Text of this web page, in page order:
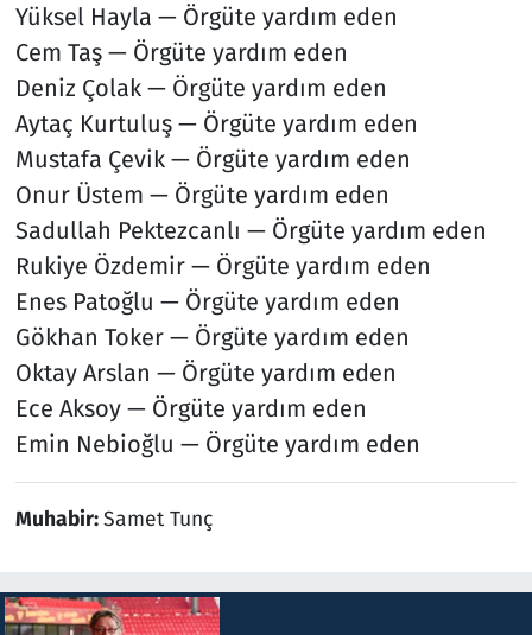
Yüksel Hayla — Örgüte yardım eden
Cem Taş — Örgüte yardım eden
Deniz Çolak — Örgüte yardım eden
Aytaç Kurtuluş — Örgüte yardım eden
Mustafa Çevik — Örgüte yardım eden
Onur Üstem — Örgüte yardım eden
Sadullah Pektezcanlı — Örgüte yardım eden
Rukiye Özdemir — Örgüte yardım eden
Enes Patoğlu — Örgüte yardım eden
Gökhan Toker — Örgüte yardım eden
Oktay Arslan — Örgüte yardım eden
Ece Aksoy — Örgüte yardım eden
Emin Nebioğlu — Örgüte yardım eden
Muhabir:Samet Tunç